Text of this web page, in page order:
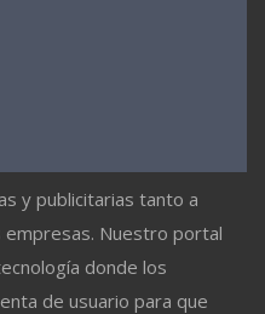
y publicitarias tanto a
empresas. Nuestro portal
donde los
de usuario para que